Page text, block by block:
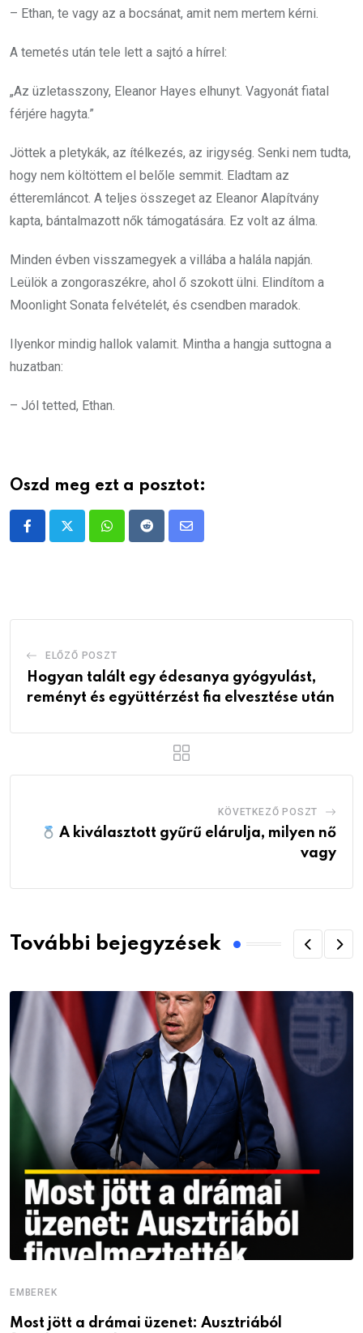
– Ethan, te vagy az a bocsánat, amit nem mertem kérni.
A temetés után tele lett a sajtó a hírrel:
„Az üzletasszony, Eleanor Hayes elhunyt. Vagyonát fiatal
férjére hagyta.”
Jöttek a pletykák, az ítélkezés, az irigység. Senki nem tudta,
hogy nem költöttem el belőle semmit. Eladtam az
étteremláncot. A teljes összeget az Eleanor Alapítvány
kapta, bántalmazott nők támogatására. Ez volt az álma.
Minden évben visszamegyek a villába a halála napján.
Leülök a zongoraszékre, ahol ő szokott ülni. Elindítom a
Moonlight Sonata felvételét, és csendben maradok.
Ilyenkor mindig hallok valamit. Mintha a hangja suttogna a
huzatban:
– Jól tetted, Ethan.
Oszd meg ezt a posztot:
WhatsappRedditShare
ELŐZŐ POSZT
Hogyan talált egy édesanya gyógyulást,
reményt és együttérzést fia elvesztése után
KÖVETKEZŐ POSZT
A kiválasztott gyűrű elárulja, milyen nő
vagy
További bejegyzések
EMBEREK
Most jött a drámai üzenet: Ausztriából